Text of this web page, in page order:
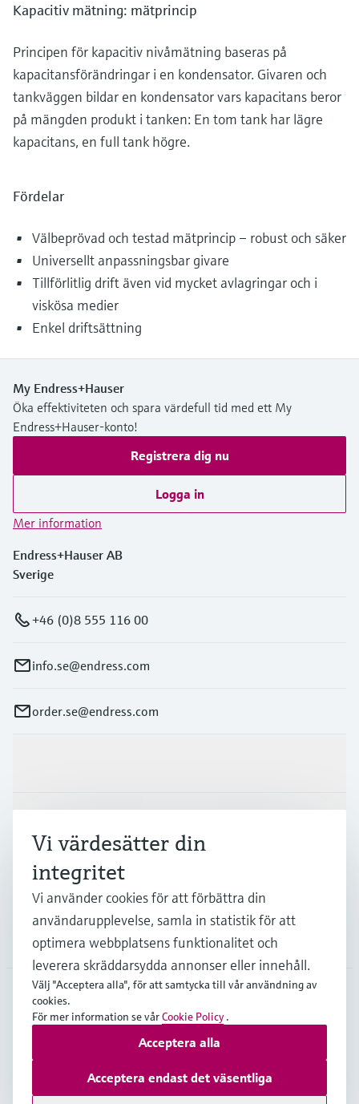
Kapacitiv mätning: mätprincip
Principen för kapacitiv nivåmätning baseras på
kapacitansförändringar i en kondensator. Givaren och
tankväggen bildar en kondensator vars kapacitans beror
på mängden produkt i tanken: En tom tank har lägre
kapacitans, en full tank högre.
Fördelar
Välbeprövad och testad mätprincip – robust och säker
Universellt anpassningsbar givare
Tillförlitlig drift även vid mycket avlagringar och i
viskösa medier
Enkel driftsättning
My Endress+Hauser
Öka effektiviteten och spara värdefull tid med ett My
Endress+Hauser-konto!
Registrera dig nu
Logga in
Mer information
Endress+Hauser AB
Sverige
+46 (0)8 555 116 00
info.se@endress.com
order.se@endress.com
Support
Företag
SWE•Svenska
Copyright © Endress+Hauser Group Services AG
Om webblatsenAnvändarvillkorDataskyddLeveransvillkor
Vi värdesätter din
integritet
Vi använder cookies för att förbättra din
användarupplevelse, samla in statistik för att
optimera webbplatsens funktionalitet och
leverera skräddarsydda annonser eller innehåll.
Välj "Acceptera alla", för att samtycka till vår användning av
cookies.
För mer information se vårCookie Policy .
Acceptera endast det väsentliga
Acceptera alla